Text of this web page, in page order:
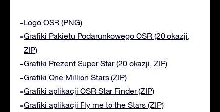
Logo OSR (PNG)
Grafiki Pakietu Podarunkowego OSR (20 okazji,
ZIP)
Grafiki Prezent Super Star (20 okazji, ZIP)
Grafiki One Million Stars (ZIP)
Grafiki aplikacji OSR Star Finder (ZIP)
Grafiki aplikacji Fly me to the Stars (ZIP)